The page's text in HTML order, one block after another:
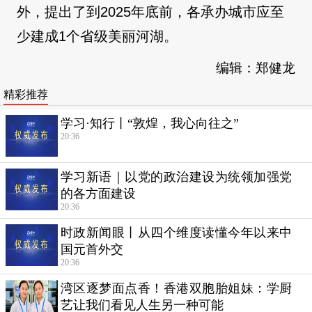
外，提出了到2025年底前，各承办城市应至
少建成1个省级美丽河湖。
编辑：郑健龙
精彩推荐